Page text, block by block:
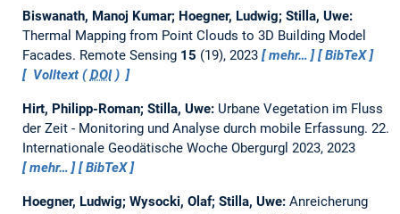
Biswanath, Manoj Kumar; Hoegner, Ludwig; Stilla, Uwe:
Thermal Mapping from Point Clouds to 3D Building Model
Facades. Remote Sensing 15 (19), 2023 mehr…
BibTeX
Volltext (DOI)
Hirt, Philipp-Roman; Stilla, Uwe: Urbane Vegetation im Fluss
der Zeit - Monitoring und Analyse durch mobile Erfassung. 22.
Internationale Geodätische Woche Obergurgl 2023, 2023
mehr…
BibTeX
Hoegner, Ludwig; Wysocki, Olaf; Stilla, Uwe: Anreicherung